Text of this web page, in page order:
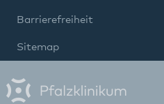
Barrierefreiheit
Sitemap